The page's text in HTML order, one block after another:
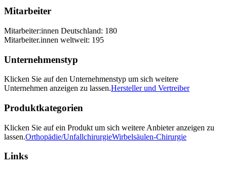
Mitarbeiter
Mitarbeiter:innen Deutschland: 180
Mitarbeiter.innen weltweit: 195
Unternehmenstyp
Klicken Sie auf den Unternehmenstyp um sich weitere
Unternehmen anzeigen zu lassen.Hersteller und Vertreiber
Produktkategorien
Klicken Sie auf ein Produkt um sich weitere Anbieter anzeigen zu
lassen.Orthopädie/UnfallchirurgieWirbelsäulen-Chirurgie
Links